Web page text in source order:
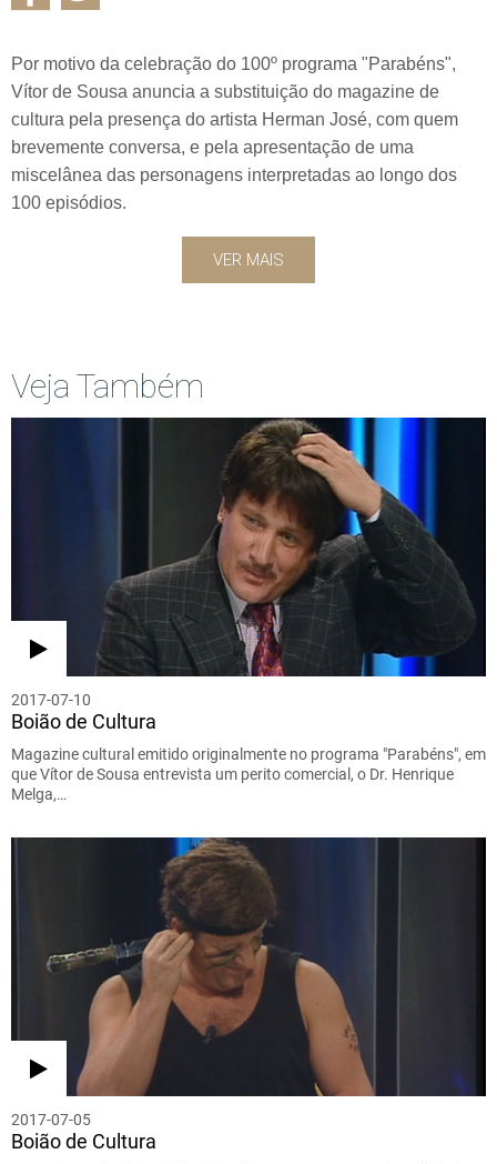
Por motivo da celebração do 100º programa "Parabéns",
Vítor de Sousa anuncia a substituição do magazine de
cultura pela presença do artista Herman José, com quem
brevemente conversa, e pela apresentação de uma
miscelânea das personagens interpretadas ao longo dos
100 episódios.
VER MAIS
Veja Também
2017-07-10
Boião de Cultura
Magazine cultural emitido originalmente no programa "Parabéns", em
que Vítor de Sousa entrevista um perito comercial, o Dr. Henrique
Melga,…
2017-07-05
Boião de Cultura